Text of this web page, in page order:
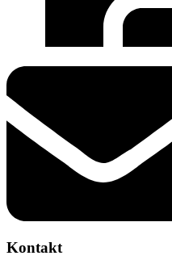
Kontakt